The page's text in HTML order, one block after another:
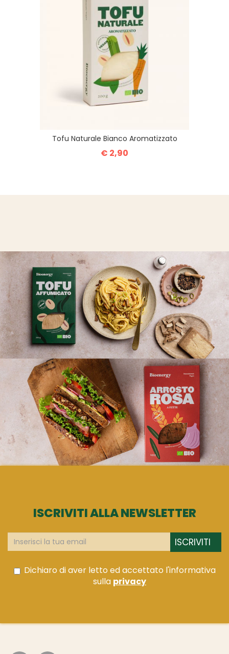
Tofu Naturale Bianco Aromatizzato
€ 2,90
ISCRIVITI ALLA NEWSLETTER
ISCRIVITI
Dichiaro di aver letto ed accettato l'informativa
sulla privacy